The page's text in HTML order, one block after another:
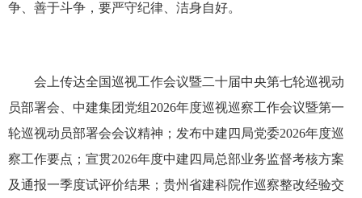
争、善于斗争，要严守纪律、洁身自好。
会上传达全国巡视工作会议暨二十届中央第七轮巡视动
员部署会、中建集团党组2026年度巡视巡察工作会议暨第一
轮巡视动员部署会会议精神；发布中建四局党委2026年度巡
察工作要点；宣贯2026年度中建四局总部业务监督考核方案
及通报一季度试评价结果；贵州省建科院作巡察整改经验交